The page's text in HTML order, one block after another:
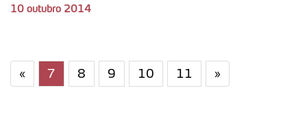
10 outubro 2014
« 7 8 9 10 11 »